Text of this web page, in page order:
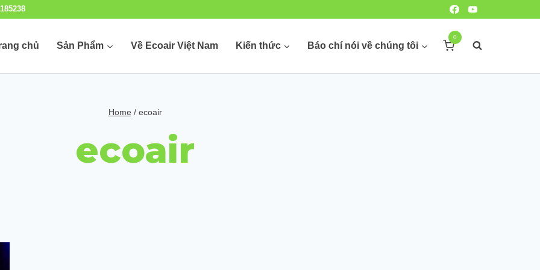
chủ Sản Phẩm Về Ecoair Việt Nam Kiến thức Báo chí nói về chúng tôi
0
Home / ecoair
ecoair